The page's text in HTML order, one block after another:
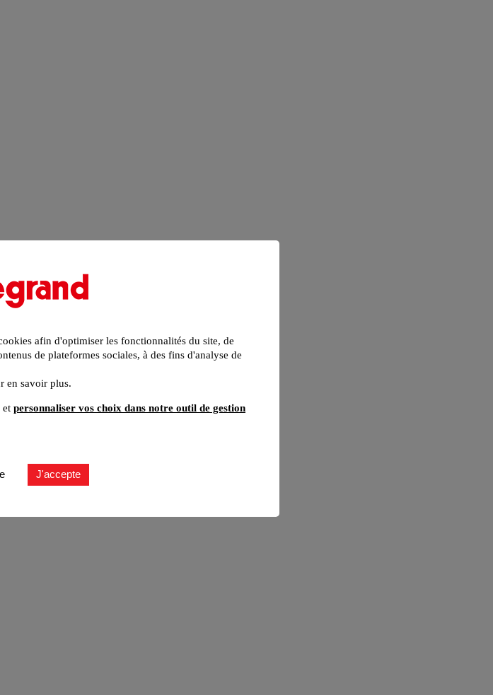
afin d'optimiser les fonctionnalités du site, de
de plateformes sociales, à des fins d'analyse de
en savoir plus.
et personnaliser vos choix dans notre outil de gestion
J'accepte